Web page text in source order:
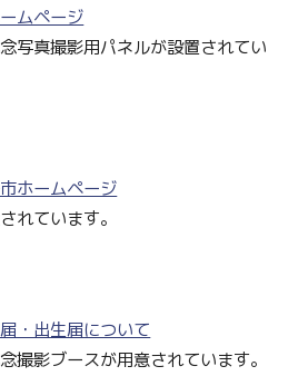
ムページ
写真撮影用パネルが設置されてい
ホームページ
れています。
・出生届について
撮影ブースが用意されています。